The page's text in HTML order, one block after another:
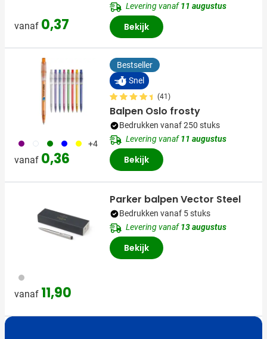
vanaf 0,37
Levering vanaf11 augustus
Bekijk
024 002 004 005 006 +4
vanaf 0,36
Bestseller
Snel
(41)
Balpen Oslo frosty
Bedrukken vanaf 250 stuks
Levering vanaf11 augustus
Bekijk
032
vanaf 11,90
Parker balpen Vector Steel
Bedrukken vanaf 5 stuks
Levering vanaf13 augustus
Bekijk